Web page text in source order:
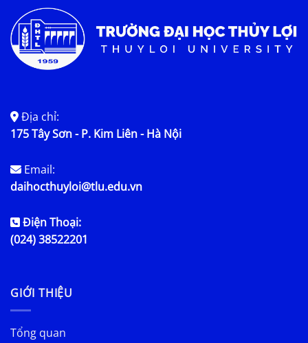
Địa chỉ:
175 Tây Sơn - P. Kim Liên - Hà Nội
Email:
daihocthuyloi@tlu.edu.vn
Điện Thoại:
(024) 38522201
GIỚI THIỆU
Tổng quan